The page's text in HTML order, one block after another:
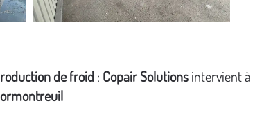
de froid: Copair Solutionsintervient à